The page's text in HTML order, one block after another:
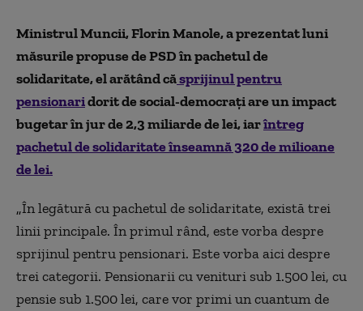
Ministrul Muncii, Florin Manole, a prezentat luni
măsurile propuse de PSD în pachetul de
solidaritate, el arătând căsprijinul pentru
pensionaridorit de social-democrați are un impact
bugetar în jur de 2,3 miliarde de lei, iarîntreg
pachetul de solidaritate înseamnă 320 de milioane
de lei.
„În legătură cu pachetul de solidaritate, există trei
linii principale. În primul rând, este vorba despre
sprijinul pentru pensionari. Este vorba aici despre
trei categorii. Pensionarii cu venituri sub 1.500 lei, cu
pensie sub 1.500 lei, care vor primi un cuantum de